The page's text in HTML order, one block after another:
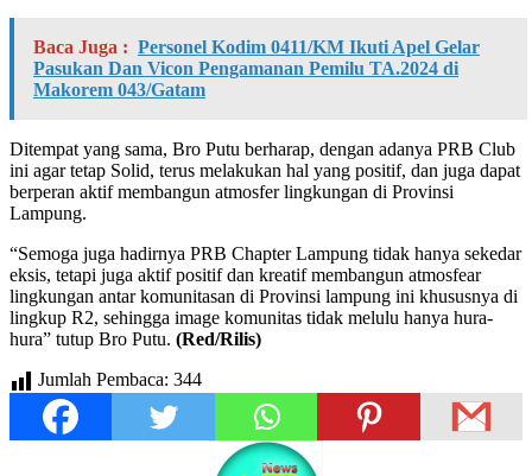
Baca Juga : Personel Kodim 0411/KM Ikuti Apel Gelar
Pasukan Dan Vicon Pengamanan Pemilu TA.2024 di
Makorem 043/Gatam
Ditempat yang sama, Bro Putu berharap, dengan adanya PRB Club
ini agar tetap Solid, terus melakukan hal yang positif, dan juga dapat
berperan aktif membangun atmosfer lingkungan di Provinsi
Lampung.
“Semoga juga hadirnya PRB Chapter Lampung tidak hanya sekedar
eksis, tetapi juga aktif positif dan kreatif membangun atmosfear
lingkungan antar komunitasan di Provinsi lampung ini khususnya di
lingkup R2, sehingga image komunitas tidak melulu hanya hura-
hura” tutup Bro Putu. (Red/Rilis)
Jumlah Pembaca: 344